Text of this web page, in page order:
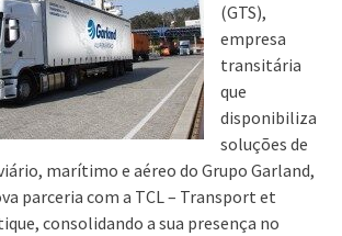
(GTS),
empresa
transitária
que
disponibiliza
soluções de
marítimo e aéreo do Grupo Garland,
parceria com a TCL – Transport et
consolidando a sua presença no